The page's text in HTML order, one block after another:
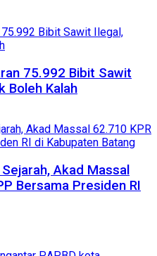
75.992 Bibit Sawit
Boleh Kalah
Akad Massal
Bersama Presiden RI